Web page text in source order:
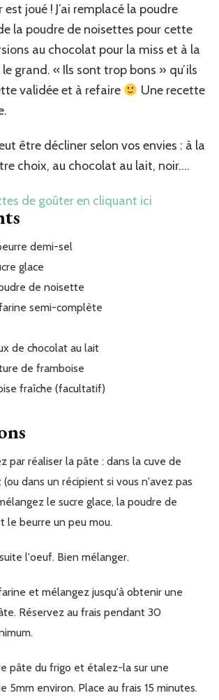
joué ! J’ai remplacé la poudre
la poudre de noisettes pour cette
au chocolat pour la miss et à la
grand. « Ils sont trop bons » qu’ils
validée et à refaire
Une recette
être décliner selon vos envies : à la
choix, au chocolat au lait, noir….
de goûter en cliquant ici
demi-sel
glace
de noisette
semi-complète
de chocolat au lait
de framboise
fraîche (facultatif)
dans un récipient si vous n'avez pas
le sucre glace, la poudre de
le beurre un peu mou.
l'oeuf. Bien mélanger.
Réservez au frais pendant 30
5mm environ. Place au frais 15 minutes.